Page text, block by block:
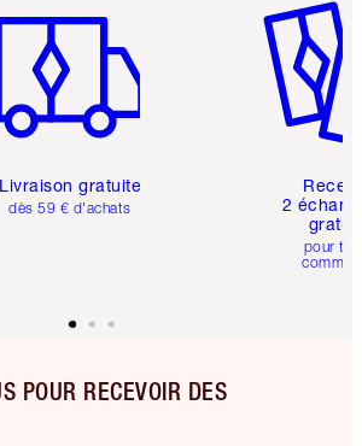
Livraison gratuite
dès 59 € d'achats
2
pour
POUR RECEVOIR DES